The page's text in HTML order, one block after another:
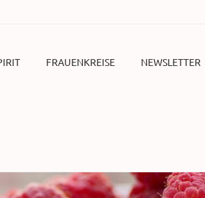
FRAUENKREISE NEWSLETTER